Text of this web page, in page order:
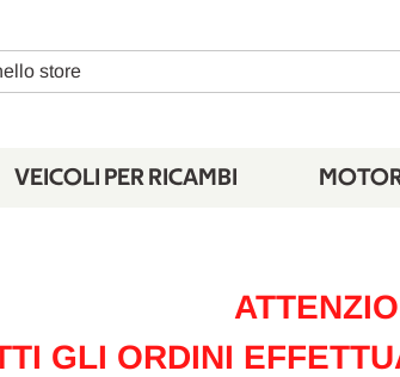
VEICOLI PER RICAMBI
GLI ORDINI